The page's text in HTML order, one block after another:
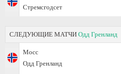
Стремсгодсет
СЛЕДУЮЩИЕ МАТЧИ Одд Гренланд
Мосс
Одд Гренланд